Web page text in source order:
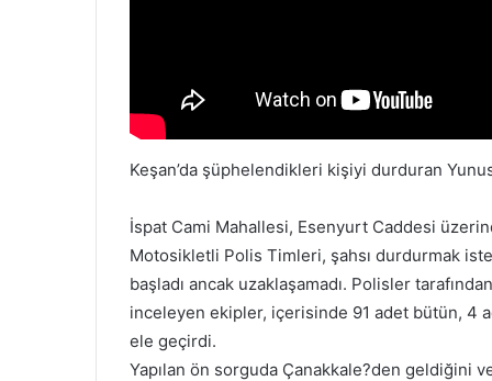
Keşan’da şüphelendikleri kişiyi durduran
İspat Cami Mahallesi, Esenyurt Caddesi
Motosikletli Polis Timleri, şahsı durdurmak
başladı ancak uzaklaşamadı. Polisler
inceleyen ekipler, içerisinde 91 adet bütün, 4
ele geçirdi.
Yapılan ön sorguda Çanakkale?den geldiğini